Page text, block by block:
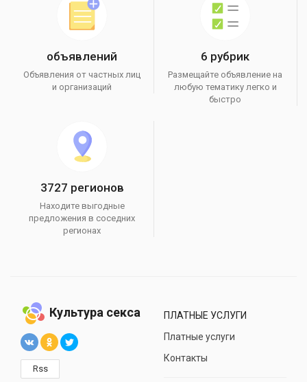
объявлений
Объявления от частных лиц
и организаций
6 рубрик
Размещайте объявление на
любую тематику легко и
быстро
3727 регионов
Находите выгодные
предложения в соседних
регионах
Культура секса
Rss
ПЛАТНЫЕ УСЛУГИ
Платные услуги
Контакты